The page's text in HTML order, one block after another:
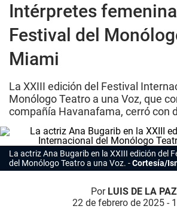
Intérpretes
Festival del
Miami
La XXIII edición del Festival
Monólogo Teatro a una Voz, que
compañía Havanafama, cerró con
La actriz Ana Bugarib en la XXIII edición del
del Monólogo Teatro a una Voz.
Cortesía/
Por LUIS DE LA PAZ
22 de febrero de 2025 -